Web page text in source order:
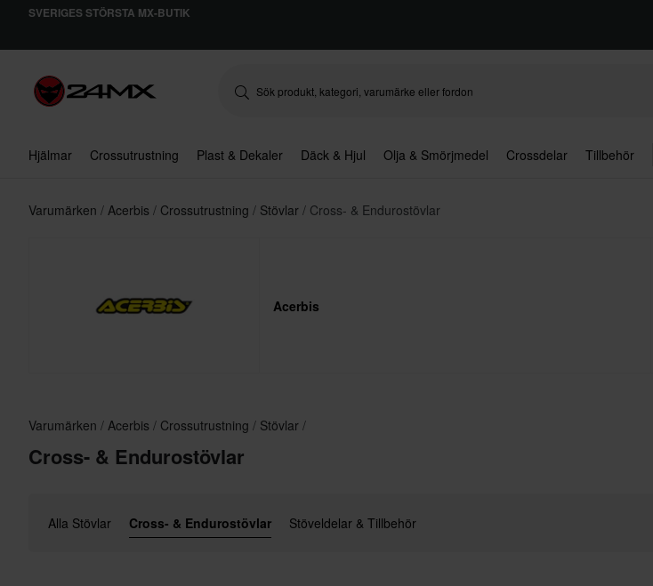
SVERIGES STÖRSTA MX-BUTIK
Hjälmar Crossutrustning Plast & Dekaler Däck & Hjul Olja & Smörjmedel Crossdelar Tillbehör
Varumärken Acerbis Crossutrustning Stövlar Cross- & Endurostövlar
Acerbis
Varumärken Acerbis Crossutrustning Stövlar
Cross- & Endurostövlar
Alla Stövlar Cross- & Endurostövlar Stöveldelar & Tillbehör